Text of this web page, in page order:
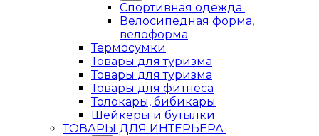
Спортивная одежда
Велосипедная форма,
велоформа
Термосумки
Товары для туризма
Товары для туризма
Товары для фитнеса
Толокары, бибикары
Шейкеры и бутылки
ТОВАРЫ ДЛЯ ИНТЕРЬЕРА